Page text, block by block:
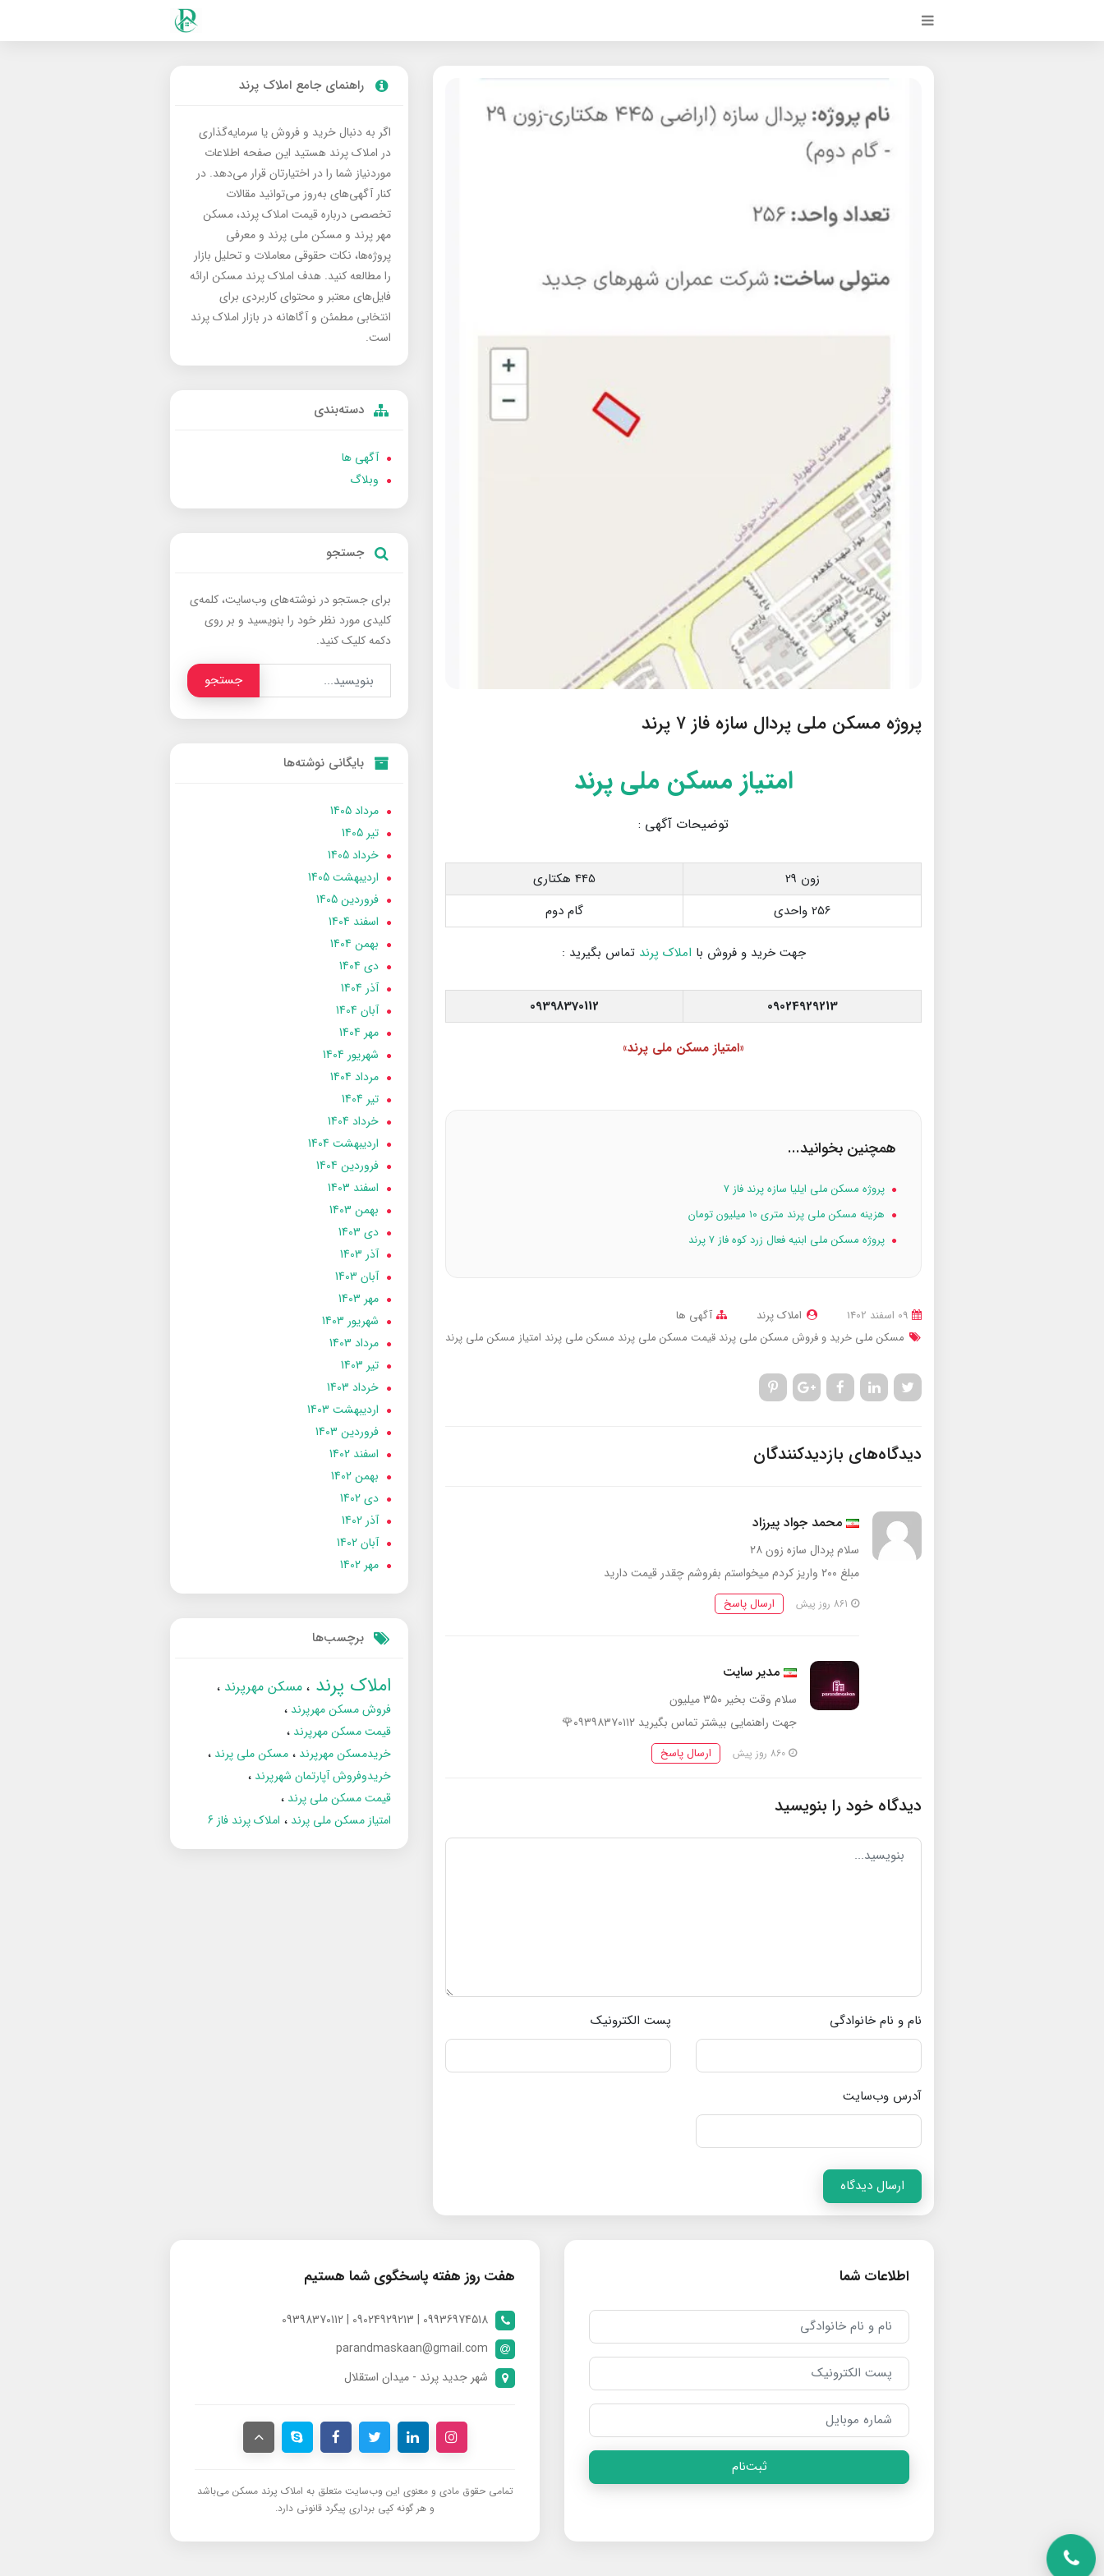
پروژه مسکن ملی پردال سازه فاز ۷ پرند
امتیاز مسکن ملی پرند
توضیحات آگهی :
زون 29
445 هکتاری
256 واحدی
گام دوم
جهت خرید و فروش با املاک پرند تماس بگیرید :
09024929213
09398370112
«امتیاز مسکن ملی پرند»
همچنین بخوانید...
پروژه مسکن ملی ایلیا سازه پرند فاز ۷
هزینه مسکن ملی پرند متری ۱۰ میلیون تومان
پروژه مسکن ملی ابنیه فعال زرد کوه فاز ۷ پرند
املاک پرند
آگهی ها
مسکن ملی خرید و فروش مسکن ملی پرند قیمت مسکن ملی پرند مسکن ملی پرند امتیاز مسکن ملی پرند
دیدگاه‌های بازدیدکنندگان
محمد جواد پیرزاد
سلام پردال سازه زون ۲۸
مبلغ ۲۰۰ واریز کردم میخواستم بفروشم چقدر قیمت دارید
ارسال پاسخ
مدیر سایت
سلام وقت بخیر ۳۵۰ میلیون
جهت راهنمایی بیشتر تماس بگیرید ۰۹۳۹۸۳۷۰۱۱۲🌹
ارسال پاسخ
دیدگاه خود را بنویسید
نام و نام خانوادگی پست الکترونیک
آدرس وب‌سایت
ارسال دیدگاه
راهنمای جامع املاک پرند
اگر به دنبال خرید و فروش یا سرمایه‌گذاری
در املاک پرند هستید این صفحه اطلاعات
موردنیاز شما را در اختیارتان قرار می‌دهد. در
کنار آگهی‌های به‌روز می‌توانید مقالات
تخصصی درباره قیمت املاک پرند، مسکن
مهر پرند و مسکن ملی پرند و معرفی
پروژه‌ها، نکات حقوقی معاملات و تحلیل بازار
را مطالعه کنید. هدف املاک پرند مسکن ارائه
فایل‌های معتبر و محتوای کاربردی برای
انتخابی مطمئن و آگاهانه در بازار املاک پرند
است.
دسته‌بندی
آگهی ها
وبلاگ
جستجو
برای جستجو در نوشته‌های وب‌سایت، کلمه‌ی
کلیدی مورد نظر خود را بنویسید و بر روی
دکمه کلیک کنید.
جستجو
بایگانی نوشته‌ها
مرداد 1405
تير 1405
خرداد 1405
ارديبهشت 1405
فروردین 1405
اسفند 1404
بهمن 1404
دی 1404
آذر 1404
آبان 1404
مهر 1404
شهریور 1404
مرداد 1404
تير 1404
خرداد 1404
ارديبهشت 1404
فروردین 1404
اسفند 1403
بهمن 1403
دی 1403
آذر 1403
آبان 1403
مهر 1403
شهریور 1403
مرداد 1403
تير 1403
خرداد 1403
ارديبهشت 1403
فروردین 1403
اسفند 1402
بهمن 1402
دی 1402
آذر 1402
آبان 1402
مهر 1402
برچسب‌ها
املاک پرند مسکن مهرپرند
فروش مسکن مهرپرند
قیمت مسکن مهرپرند
خریدمسکن مهرپرند
مسکن ملی پرند
خریدوفروش آپارتمان شهرپرند
قیمت مسکن ملی پرند
امتیاز مسکن ملی پرند
املاک پرند فاز 6
اطلاعات شما
ثبت‌نام
هفت روز هفته پاسخگوی شما هستیم
09936974518 | 09024929213 | 09398370112
parandmaskaan@gmail.com
شهر جدید پرند - میدان استقلال
تمامی حقوق مادی و معنوی این وب‌سایت متعلق به املاک پرند مسکن می‌باشد
و هر گونه کپی برداری پیگرد قانونی دارد.